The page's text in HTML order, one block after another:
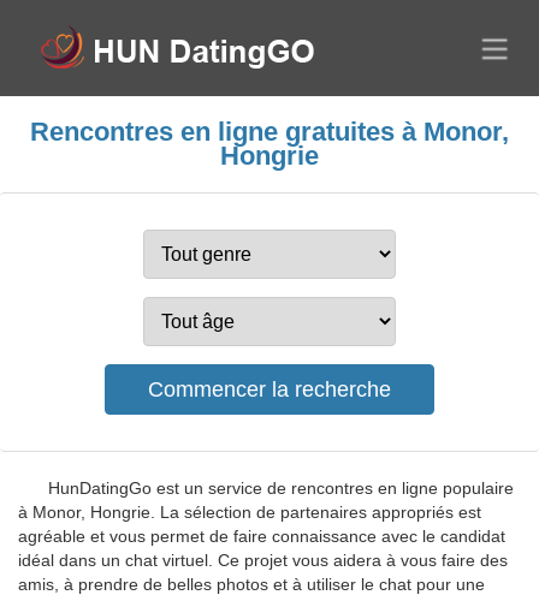
Rencontres en ligne gratuites à Monor,
Hongrie
HunDatingGo est un service de rencontres en ligne populaire
à Monor, Hongrie. La sélection de partenaires appropriés est
agréable et vous permet de faire connaissance avec le candidat
idéal dans un chat virtuel. Ce projet vous aidera à vous faire des
amis, à prendre de belles photos et à utiliser le chat pour une